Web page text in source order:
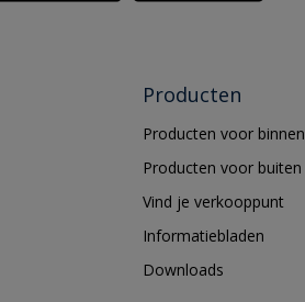
Producten
Producten voor binnen
Producten voor buiten
Vind je verkooppunt
Informatiebladen
Downloads